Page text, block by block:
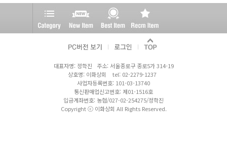
대표자명: 정학진 주소: 서울종로구 종로5가 314-19
상호명: 이화상회 tel: 02-2279-1237
사업자등록번호: 101-03-13740
통신판매업신고번호: 제01-1516호
입금계좌번호: 농협/027-02-254275/정학진
Copyright ⓒ 이화상회 All Rights Reserved.